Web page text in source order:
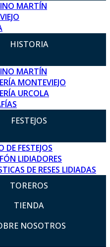
MARTÍN
HISTORIA
MARTÍN
MONTEVIEJO
URCOLA
FESTEJOS
DE FESTEJOS
LIDIADORES
DE RESES LIDIADAS
TOREROS
TIENDA
NOSOTROS